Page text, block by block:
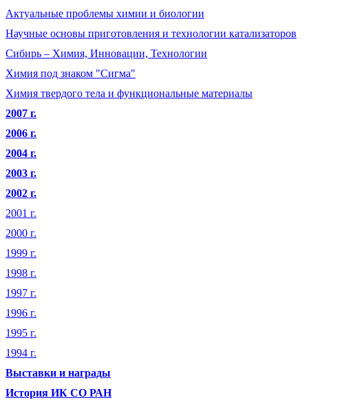
Актуальные проблемы химии и биологии
Научные основы приготовления и технологии катализаторов
Сибирь – Химия, Инновации, Технологии
Химия под знаком "Сигма"
Химия твердого тела и функциональные материалы
2007 г.
2006 г.
2004 г.
2003 г.
2002 г.
2001 г.
2000 г.
1999 г.
1998 г.
1997 г.
1996 г.
1995 г.
1994 г.
Выставки и награды
История ИК СО РАН